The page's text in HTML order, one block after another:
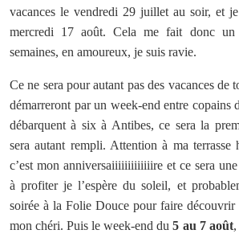
vacances le vendredi 29 juillet au soir, et
mercredi 17 août. Cela me fait donc
semaines, en amoureux, je suis ravie.
Ce ne sera pour autant pas des vacances de
démarreront par un week-end entre copains
débarquent à six à Antibes, ce sera la
sera autant rempli. Attention à ma
c’est mon anniversaiiiiiiiiiiiiire et ce sera
à profiter je l’espère du soleil, et
soirée à la Folie Douce pour faire découvrir
mon chéri. Puis le week-end du5 au 7 août,